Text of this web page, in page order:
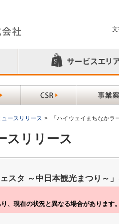
文
ースリリース > 「ハイウェイまちなか
スリリース
スタ ～中日本観光まつり～
、現在の状況と異なる場合があります。